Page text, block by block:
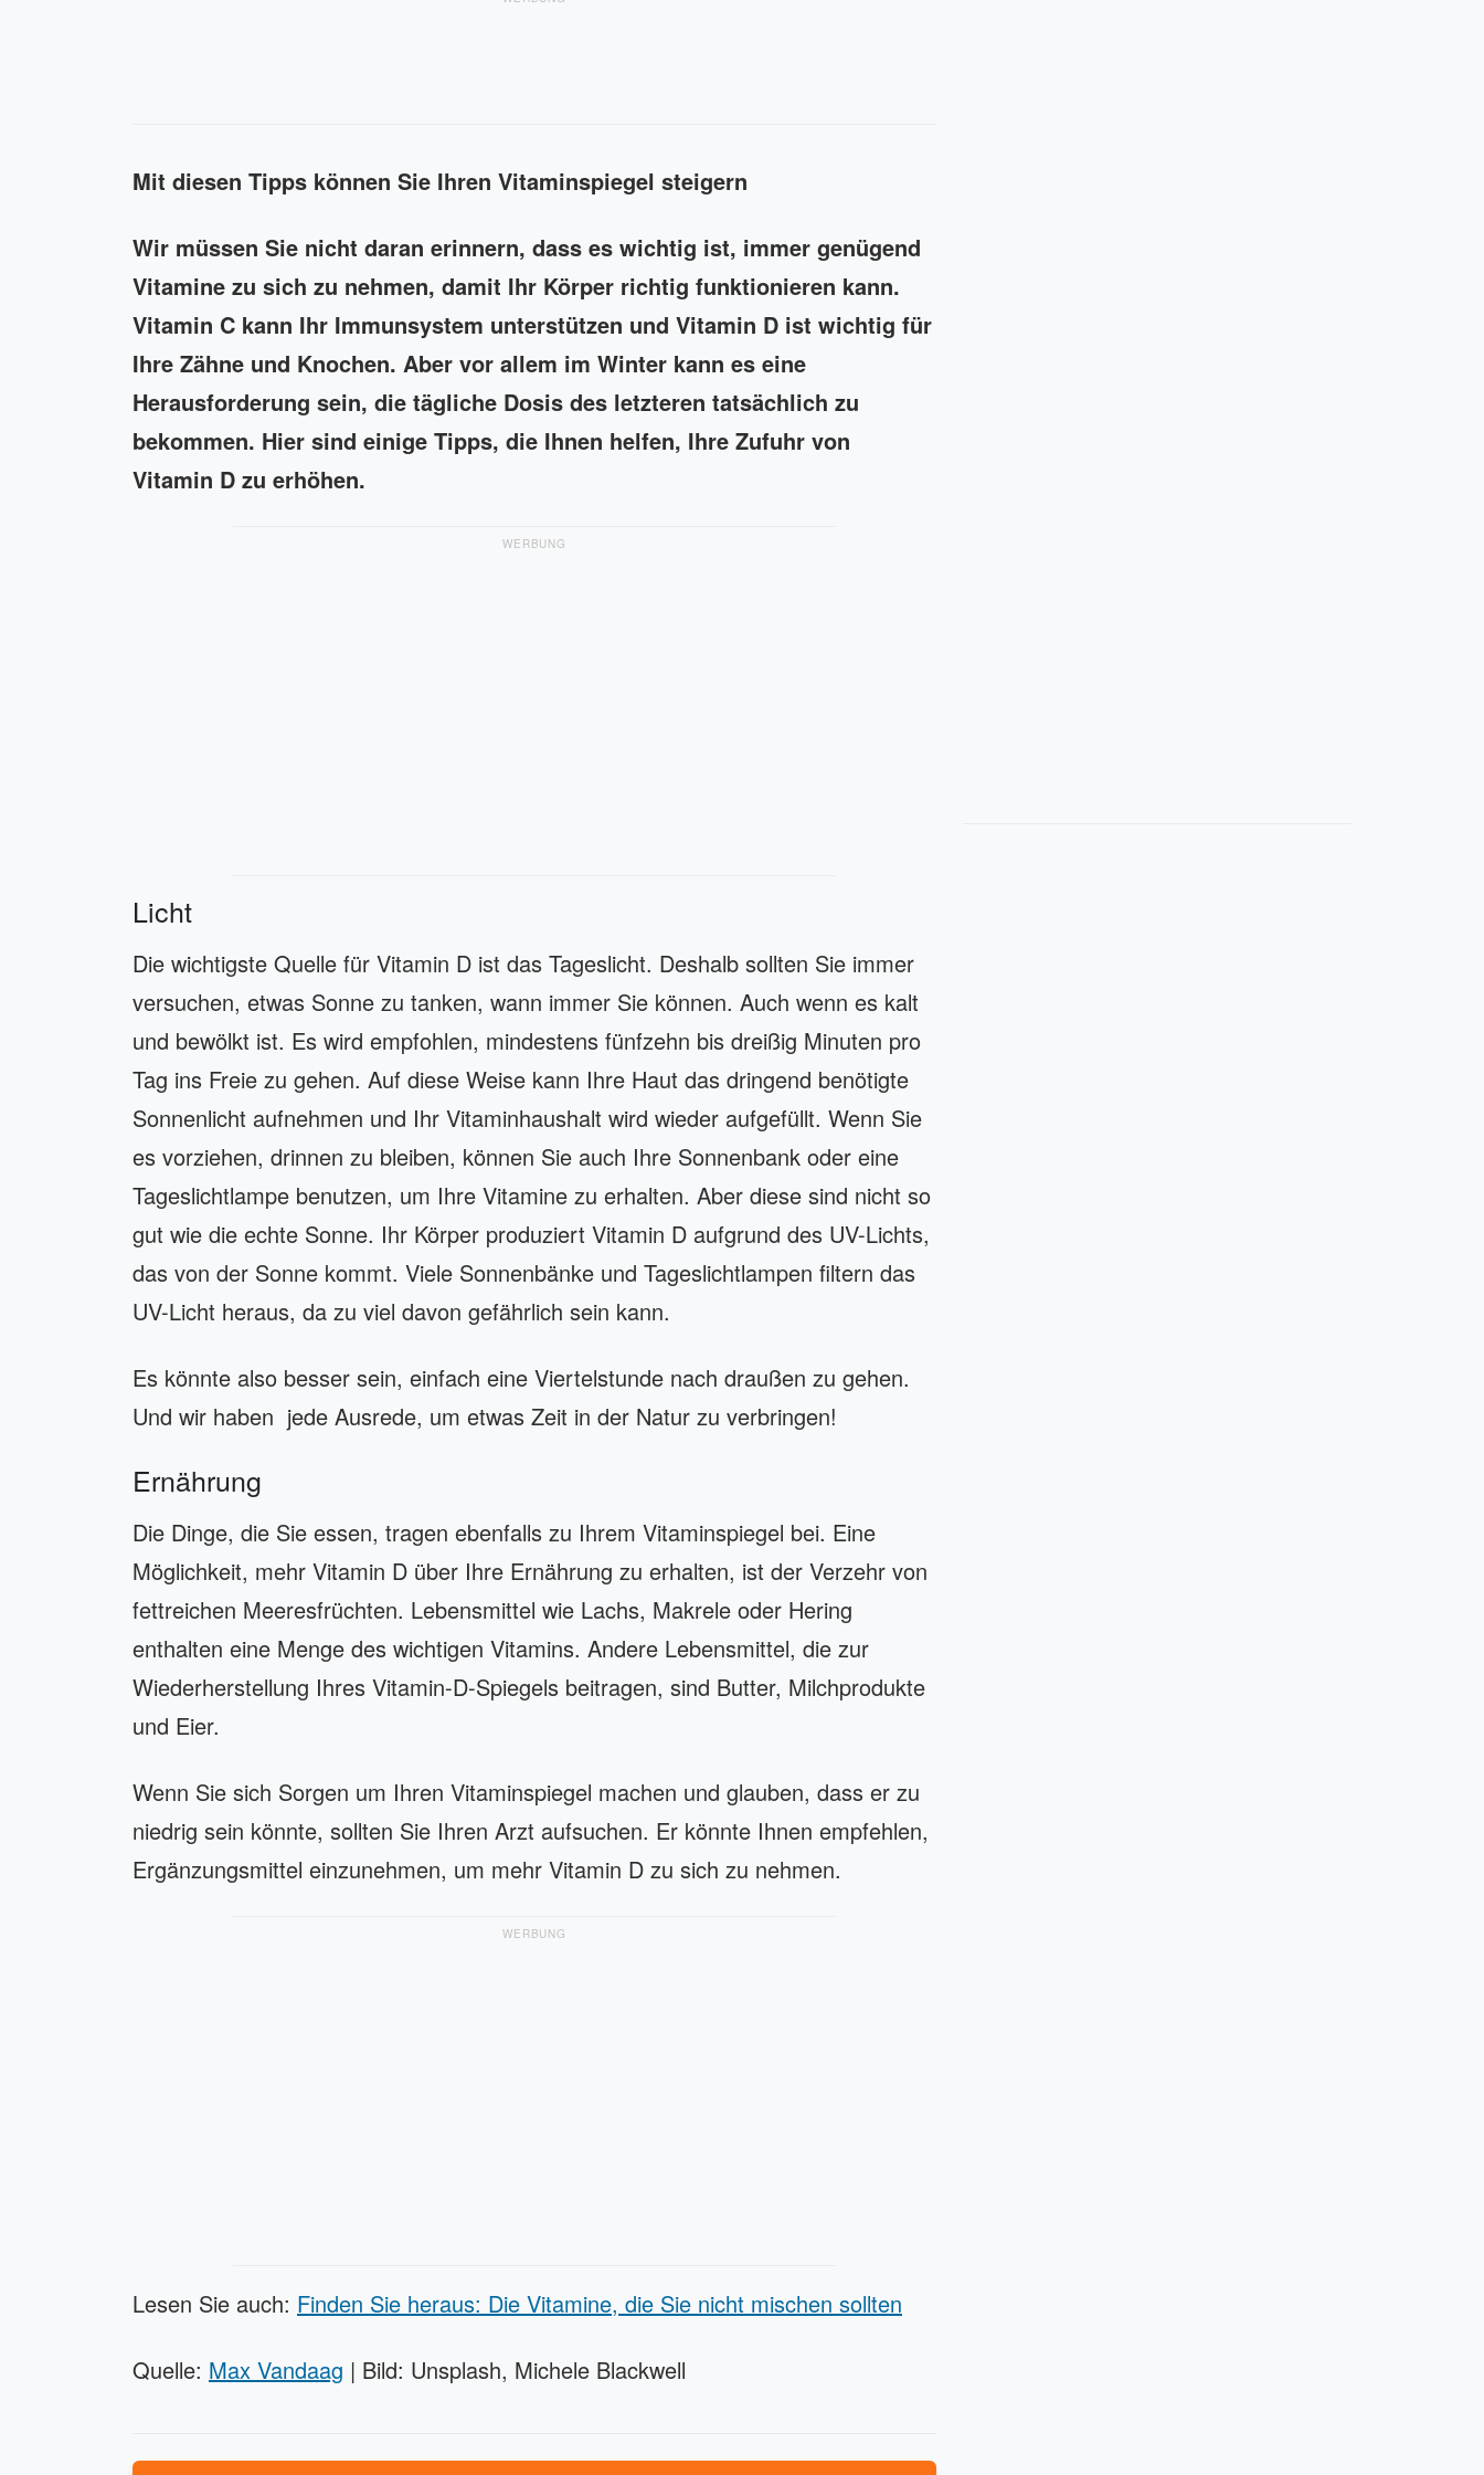
Mit diesen Tipps können Sie Ihren Vitaminspiegel steigern
Wir müssen Sie nicht daran erinnern, dass es wichtig ist, immer genügend
Vitamine zu sich zu nehmen, damit Ihr Körper richtig funktionieren kann.
Vitamin C kann Ihr Immunsystem unterstützen und Vitamin D ist wichtig für
Ihre Zähne und Knochen. Aber vor allem im Winter kann es eine
Herausforderung sein, die tägliche Dosis des letzteren tatsächlich zu
bekommen. Hier sind einige Tipps, die Ihnen helfen, Ihre Zufuhr von
Vitamin D zu erhöhen.
WERBUNG
Licht
Die wichtigste Quelle für Vitamin D ist das Tageslicht. Deshalb sollten Sie immer
versuchen, etwas Sonne zu tanken, wann immer Sie können. Auch wenn es kalt
und bewölkt ist. Es wird empfohlen, mindestens fünfzehn bis dreißig Minuten pro
Tag ins Freie zu gehen. Auf diese Weise kann Ihre Haut das dringend benötigte
Sonnenlicht aufnehmen und Ihr Vitaminhaushalt wird wieder aufgefüllt. Wenn Sie
es vorziehen, drinnen zu bleiben, können Sie auch Ihre Sonnenbank oder eine
Tageslichtlampe benutzen, um Ihre Vitamine zu erhalten. Aber diese sind nicht so
gut wie die echte Sonne. Ihr Körper produziert Vitamin D aufgrund des UV-Lichts,
das von der Sonne kommt. Viele Sonnenbänke und Tageslichtlampen filtern das
UV-Licht heraus, da zu viel davon gefährlich sein kann.
Es könnte also besser sein, einfach eine Viertelstunde nach draußen zu gehen.
Und wir haben jede Ausrede, um etwas Zeit in der Natur zu verbringen!
Ernährung
Die Dinge, die Sie essen, tragen ebenfalls zu Ihrem Vitaminspiegel bei. Eine
Möglichkeit, mehr Vitamin D über Ihre Ernährung zu erhalten, ist der Verzehr von
fettreichen Meeresfrüchten. Lebensmittel wie Lachs, Makrele oder Hering
enthalten eine Menge des wichtigen Vitamins. Andere Lebensmittel, die zur
Wiederherstellung Ihres Vitamin-D-Spiegels beitragen, sind Butter, Milchprodukte
und Eier.
Wenn Sie sich Sorgen um Ihren Vitaminspiegel machen und glauben, dass er zu
niedrig sein könnte, sollten Sie Ihren Arzt aufsuchen. Er könnte Ihnen empfehlen,
Ergänzungsmittel einzunehmen, um mehr Vitamin D zu sich zu nehmen.
WERBUNG
Lesen Sie auch: Finden Sie heraus: Die Vitamine, die Sie nicht mischen sollten
Quelle: Max Vandaag | Bild: Unsplash, Michele Blackwell